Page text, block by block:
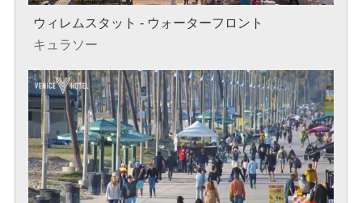
ウィレムスタット - ウォーターフロント
キュラソー